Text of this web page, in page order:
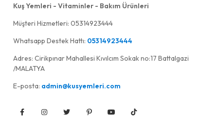
Kuş Yemleri - Vitaminler - Bakım Ürünleri
Müşteri Hizmetleri: 05314923444
Whatsapp Destek Hattı: 05314923444
Adres: Cirikpınar Mahallesi Kıvılcım Sokak no:17 Battalgazi
/MALATYA
E-posta: admin@kusyemleri.com